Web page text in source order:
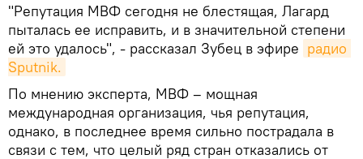
"Репутация МВФ сегодня не блестящая, Лагард
пыталась ее исправить, и в значительной степени
ей это удалось", - рассказал Зубец в эфире радио
Sputnik.
По мнению эксперта, МВФ – мощная
международная организация, чья репутация,
однако, в последнее время сильно пострадала в
связи с тем, что целый ряд стран отказались от